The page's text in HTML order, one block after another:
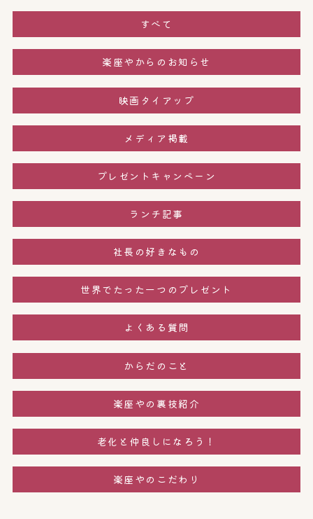
すべて
楽座やからのお知らせ
映画タイアップ
メディア掲載
プレゼントキャンペーン
ランチ記事
社長の好きなもの
世界でたった一つのプレゼント
よくある質問
からだのこと
楽座やの裏技紹介
老化と仲良しになろう！
楽座やのこだわり